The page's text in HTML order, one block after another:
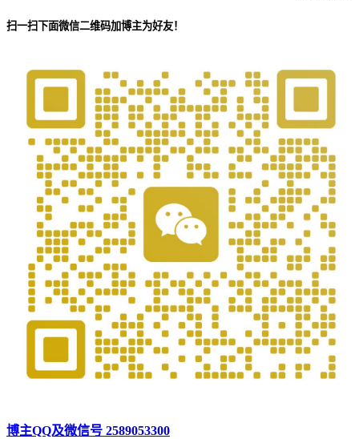
扫一扫下面微信二维码加博主为好友！
博主QQ及微信号 2589053300